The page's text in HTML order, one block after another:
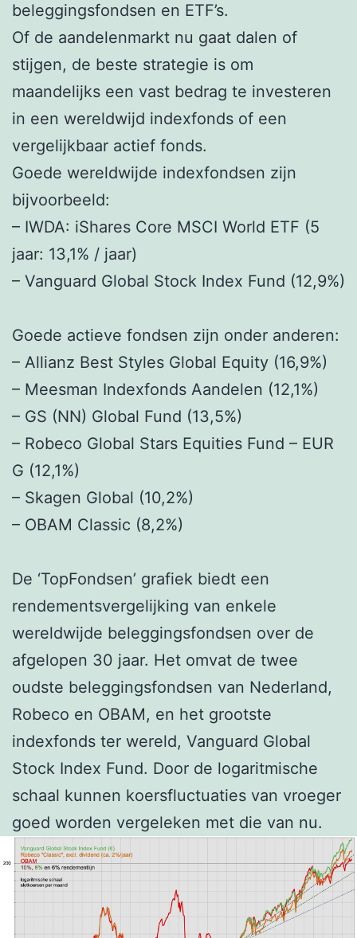
beleggingsfondsen en ETF’s.
Of de aandelenmarkt nu gaat dalen of
stijgen, de beste strategie is om
maandelijks een vast bedrag te investeren
in een wereldwijd indexfonds of een
vergelijkbaar actief fonds.
Goede wereldwijde indexfondsen zijn
bijvoorbeeld:
– IWDA: iShares Core MSCI World ETF (5
jaar: 13,1% / jaar)
– Vanguard Global Stock Index Fund (12,9%)
Goede actieve fondsen zijn onder anderen:
– Allianz Best Styles Global Equity (16,9%)
– Meesman Indexfonds Aandelen (12,1%)
– GS (NN) Global Fund (13,5%)
– Robeco Global Stars Equities Fund – EUR
G (12,1%)
– Skagen Global (10,2%)
– OBAM Classic (8,2%)
De ‘TopFondsen’ grafiek biedt een
rendementsvergelijking van enkele
wereldwijde beleggingsfondsen over de
afgelopen 30 jaar. Het omvat de twee
oudste beleggingsfondsen van Nederland,
Robeco en OBAM, en het grootste
indexfonds ter wereld, Vanguard Global
Stock Index Fund. Door de logaritmische
schaal kunnen koersfluctuaties van vroeger
goed worden vergeleken met die van nu.